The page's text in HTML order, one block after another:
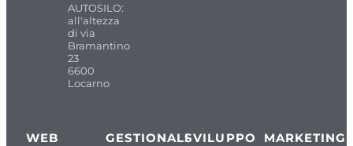
AUTOSILO:
all'altezza
di via
Bramantino
23
6600
Locarno
WEB GESTIONALISVILUPPO
MARKETING